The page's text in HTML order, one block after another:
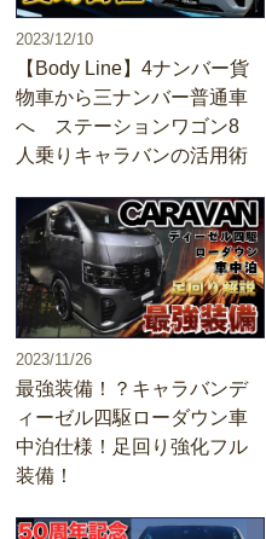
2023/12/10
【Body Line】4ナンバー貨
物車から三ナンバー普通車
へ ステーションワゴン8
人乗りキャラバンの活用術
2023/11/26
最強装備！？キャラバンデ
ィーゼル四駆ローダウン車
中泊仕様！足回り強化フル
装備！